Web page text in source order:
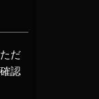
だ
認